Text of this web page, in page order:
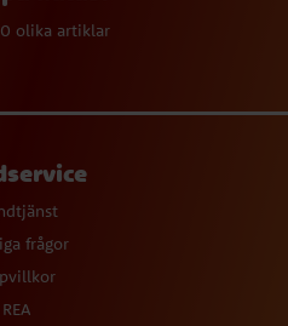
olika artiklar
frågor
REA